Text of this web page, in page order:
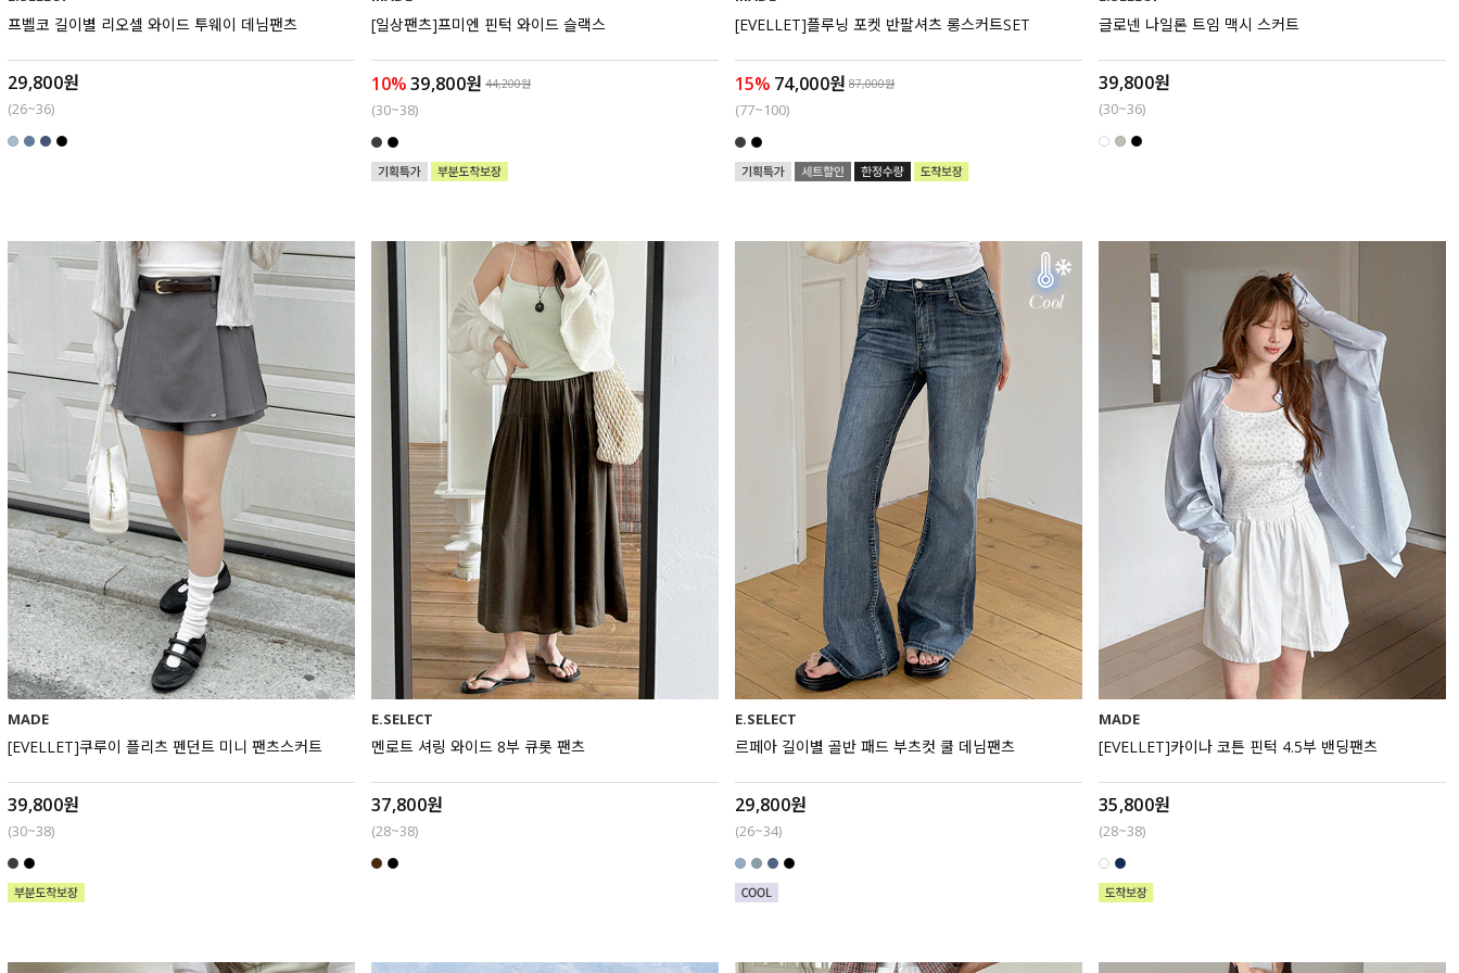
프벨코 길이별 리오셀 와이드 투웨이 데님팬츠
29,800원
(26~36)
[일상팬츠]프미엔 핀턱 와이드 슬랙스
10%39,800원 44,200원
(30~38)
[EVELLET]플루닝 포켓 반팔셔츠 롱스커트SET
15% 74,000원 87,000원
(77~100)
글로넨 나일론 트임 맥시 스커트
39,800원
(30~36)
MADE
[EVELLET]쿠루이 플리츠 펜던트 미니 팬츠스커트
39,800원
(30~38)
E.SELECT
멘로트 셔링 와이드 8부 큐롯 팬츠
37,800원
(28~38)
E.SELECT
르페아 길이별 골반 패드 부츠컷 쿨 데님팬츠
29,800원
(26~34)
MADE
[EVELLET]카이나 코튼 핀턱 4.5부 밴딩팬츠
35,800원
(28~38)